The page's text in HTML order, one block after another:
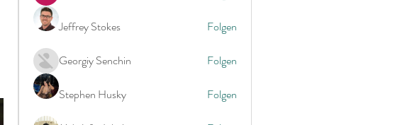
Jeffrey Stokes Folgen
Georgiy Senchin Folgen
Stephen Husky Folgen